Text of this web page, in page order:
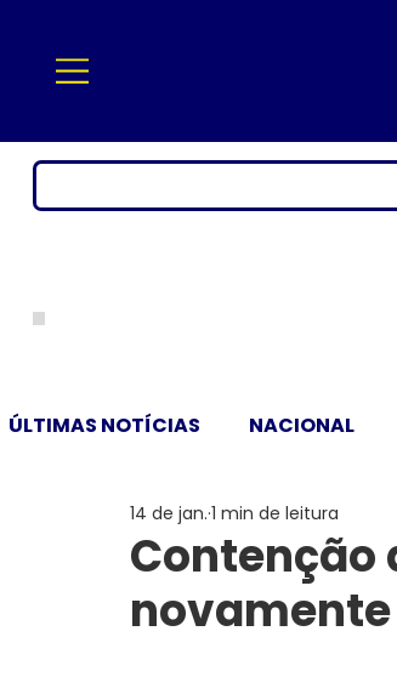
ÚLTIMAS NOTÍCIAS NACIONAL
Contenção
14 de jan. 1 min de leitura